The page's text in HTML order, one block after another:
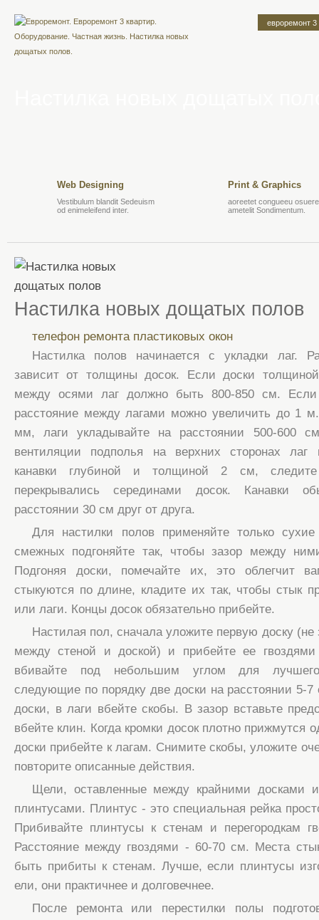
евроремонт 3
Web Designing
Vestibulum blandit Sedeuism
od enimeleifend inter.
Print & Graphics
aoreetet congueeu
ametelit Sondimentum.
Настилка новых дощатых полов
телефон ремонта пластиковых окон
Настилка полов начинается с укладки лаг.
зависит от толщины досок. Если доски
между осями лаг должно быть 800-850 см. Если
расстояние между лагами можно увеличить до 1
мм, лаги укладывайте на расстоянии 500-600
вентиляции подполья на верхних сторонах лаг
канавки глубиной и толщиной 2 см,
перекрывались серединами досок. Канавки
расстоянии 30 см друг от друга.
Для настилки полов применяйте только
смежных подгоняйте так, чтобы зазор между
Подгоняя доски, помечайте их, это облегчит
стыкуются по длине, кладите их так, чтобы стык
или лаги. Концы досок обязательно прибейте.
Настилая пол, сначала уложите первую доску (не
между стеной и доской) и прибейте ее
вбивайте под небольшим углом для
следующие по порядку две доски на расстоянии 5-7
доски, в лаги вбейте скобы. В зазор вставьте
вбейте клин. Когда кромки досок плотно прижмутся
доски прибейте к лагам. Снимите скобы, уложите
повторите описанные действия.
Щели, оставленные между крайними досками
плинтусами. Плинтус - это специальная рейка
Прибивайте плинтусы к стенам и перегородкам
Расстояние между гвоздями - 60-70 см. Места
быть прибиты к стенам. Лучше, если плинтусы
ели, они практичнее и долговечнее.
После ремонта или перестилки полы